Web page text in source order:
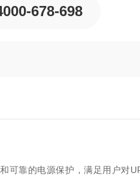
678-698
可靠的电源保护，满足用户对